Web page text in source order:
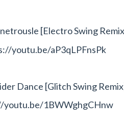
[Electro Swing
youtu.be/aP3qLPFnsPk
Dance [Glitch Swing
youtu.be/1BWWghgCHnw